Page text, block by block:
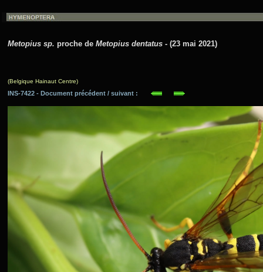
Metopius sp. proche de Metopius dentatus - (23 mai 2021)
(Belgique Hainaut Centre)
INS-7422 - Document précédent / suivant :